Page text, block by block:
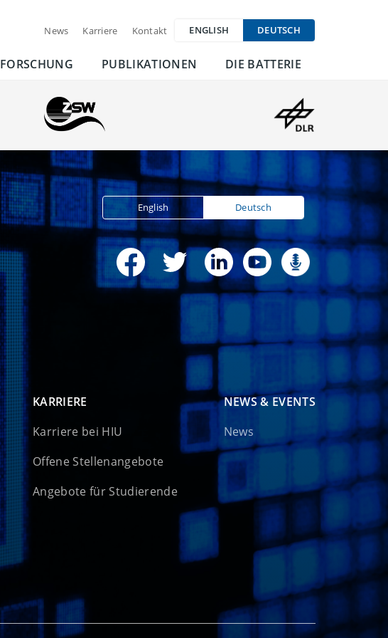
News Karriere Kontakt ENGLISH DEUTSCH
FORSCHUNG PUBLIKATIONEN DIE BATTERIE
English Deutsch
KARRIERE
Karriere bei HIU
Offene Stellenangebote
Angebote für Studierende
NEWS & EVENTS
News